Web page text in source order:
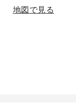
地図で見る